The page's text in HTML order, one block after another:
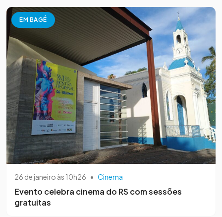
EM BAGÉ
26 de janeiro às 10h26 • Cinema
Evento celebra cinema do RS com sessões
gratuitas